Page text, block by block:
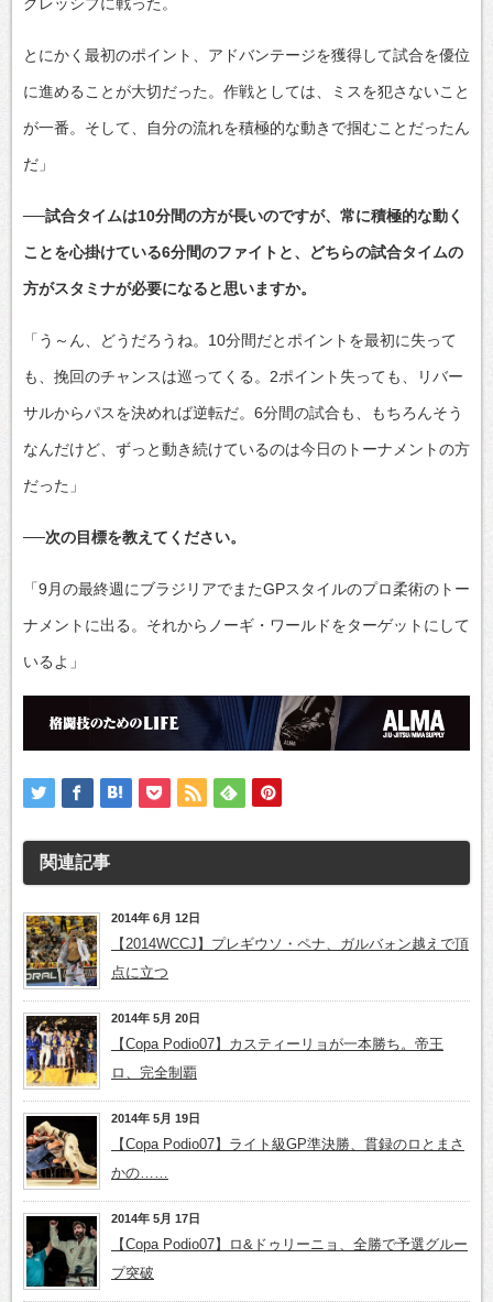
とにかく最初のポイント、アドバンテージを獲得して試合を優位
に進めることが大切だった。作戦としては、ミスを犯さないこと
が一番。そして、自分の流れを積極的な動きで掴むことだったん
だ」
──試合タイムは10分間の方が長いのですが、常に積極的な動く
ことを心掛けている6分間のファイトと、どちらの試合タイムの
方がスタミナが必要になると思いますか。
「う～ん、どうだろうね。10分間だとポイントを最初に失って
も、挽回のチャンスは巡ってくる。2ポイント失っても、リバー
サルからパスを決めれば逆転だ。6分間の試合も、もちろんそう
なんだけど、ずっと動き続けているのは今日のトーナメントの方
だった」
──次の目標を教えてください。
「9月の最終週にブラジリアでまたGPスタイルのプロ柔術のトー
ナメントに出る。それからノーギ・ワールドをターゲットにして
いるよ」
関連記事
2014年 6月 12日
【2014WCCJ】プレギウソ・ペナ、ガルバォン越えで頂
点に立つ
2014年 5月 20日
【Copa Podio07】カスティーリョが一本勝ち。帝王
ロ、完全制覇
2014年 5月 19日
【Copa Podio07】ライト級GP準決勝、貫録のロとまさ
かの……
2014年 5月 17日
【Copa Podio07】ロ&ドゥリーニョ、全勝で予選グルー
プ突破